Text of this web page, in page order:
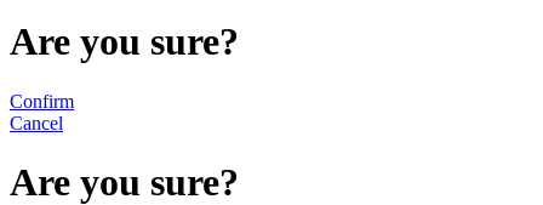
Are you sure?
Confirm
Cancel
Are you sure?